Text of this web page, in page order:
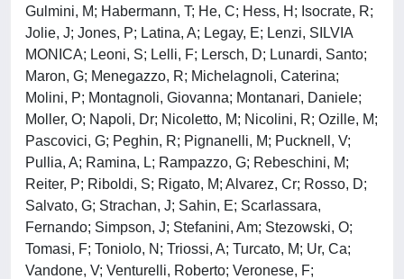
Gulmini, M; Habermann, T; He, C; Hess, H; Isocrate, R;
Jolie, J; Jones, P; Latina, A; Legay, E; Lenzi, SILVIA
MONICA; Leoni, S; Lelli, F; Lersch, D; Lunardi, Santo;
Maron, G; Menegazzo, R; Michelagnoli, Caterina;
Molini, P; Montagnoli, Giovanna; Montanari, Daniele;
Moller, O; Napoli, Dr; Nicoletto, M; Nicolini, R; Ozille, M;
Pascovici, G; Peghin, R; Pignanelli, M; Pucknell, V;
Pullia, A; Ramina, L; Rampazzo, G; Rebeschini, M;
Reiter, P; Riboldi, S; Rigato, M; Alvarez, Cr; Rosso, D;
Salvato, G; Strachan, J; Sahin, E; Scarlassara,
Fernando; Simpson, J; Stefanini, Am; Stezowski, O;
Tomasi, F; Toniolo, N; Triossi, A; Turcato, M; Ur, Ca;
Vandone, V; Venturelli, Roberto; Veronese, F;